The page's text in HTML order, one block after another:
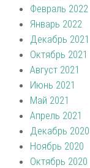
Февраль 2022
Январь 2022
Декабрь 2021
Октябрь 2021
Август 2021
Июнь 2021
Май 2021
Апрель 2021
Декабрь 2020
Ноябрь 2020
Октябрь 2020